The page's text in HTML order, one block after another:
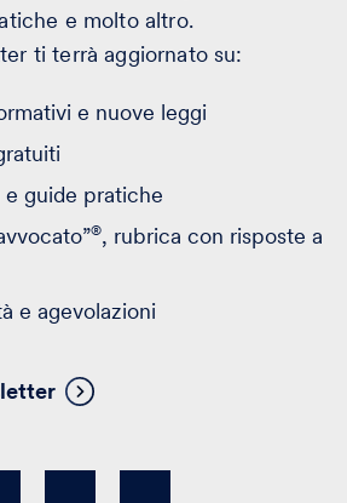
e molto altro.
ti terrà aggiornato su:
e nuove leggi
guide pratiche
®, rubrica con risposte a
e agevolazioni